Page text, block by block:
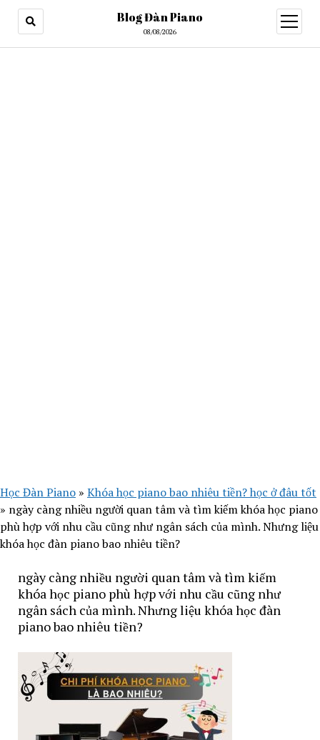
Blog Đàn Piano
08/08/2026
open
menu
Học Đàn Piano » Khóa học piano bao nhiêu tiền? học ở đâu tốt
» ngày càng nhiều người quan tâm và tìm kiếm khóa học piano
phù hợp với nhu cầu cũng như ngân sách của mình. Nhưng liệu
khóa học đàn piano bao nhiêu tiền?
ngày càng nhiều người quan tâm và tìm kiếm
khóa học piano phù hợp với nhu cầu cũng như
ngân sách của mình. Nhưng liệu khóa học đàn
piano bao nhiêu tiền?